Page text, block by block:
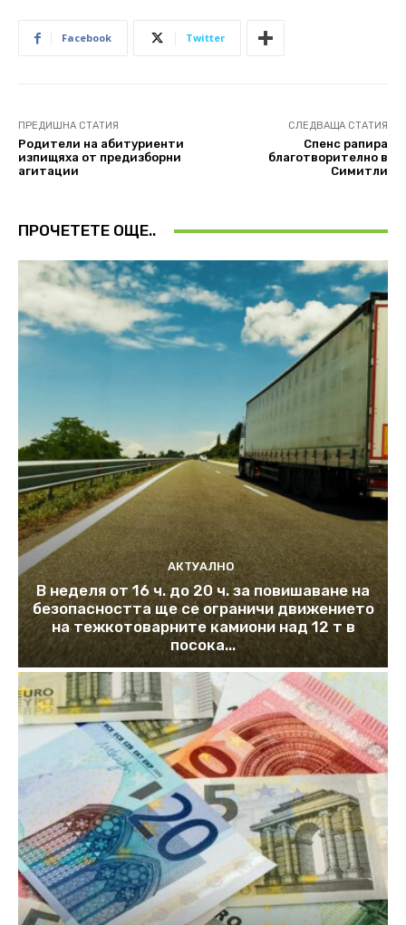
Facebook Twitter
ПРЕДИШНА СТАТИЯ
Родители на абитуриенти
изпищяха от предизборни
агитации
СЛЕДВАЩА СТАТИЯ
Спенс рапира
благотворително в
Симитли
ПРОЧЕТЕТЕ ОЩЕ..
АКТУАЛНО
В неделя от 16 ч. до 20 ч. за повишаване на
безопасността ще се ограничи движението
на тежкотоварните камиони над 12 т в
посока...